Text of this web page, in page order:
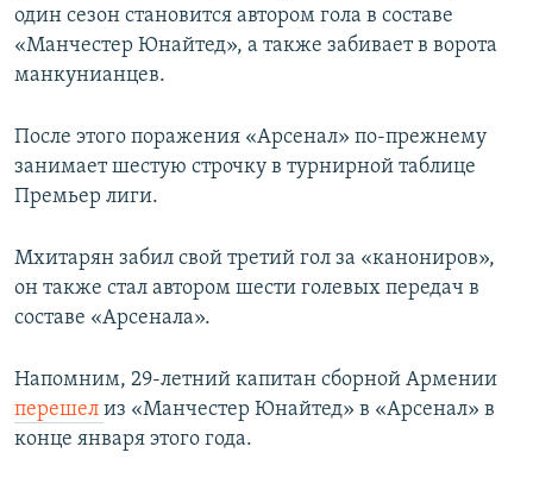
один сезон становится автором гола в составе
«Манчестер Юнайтед», а также забивает в ворота
манкунианцев.
После этого поражения «Арсенал» по-прежнему
занимает шестую строчку в турнирной таблице
Премьер лиги.
Мхитарян забил свой третий гол за «канониров»,
он также стал автором шести голевых передач в
составе «Арсенала».
Напомним, 29-летний капитан сборной Армении
перешел из «Манчестер Юнайтед» в «Арсенал» в
конце января этого года.